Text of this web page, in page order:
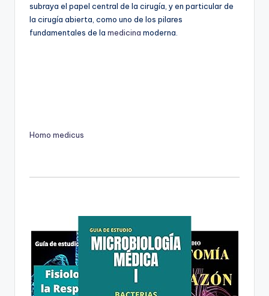
subraya el papel central de la cirugía, y en particular de
la cirugía abierta, como uno de los pilares
fundamentales de la medicina moderna.
Homo medicus